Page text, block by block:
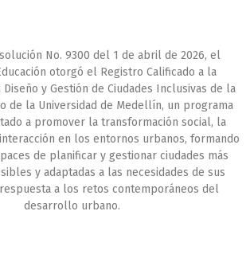
No. 9300 del 1 de abril de 2026, el
otorgó el Registro Calificado a la
Diseño y Gestión de Ciudades Inclusivas de la
de la Universidad de Medellín, un programa
a promover la transformación social, la
en los entornos urbanos, formando
de planificar y gestionar ciudades más
y adaptadas a las necesidades de sus
a los retos contemporáneos del
desarrollo urbano.